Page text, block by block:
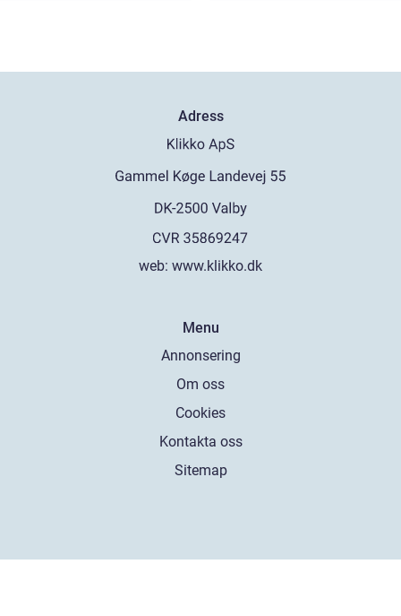
Adress
web: www.klikko.dk
Menu
Annonsering
Om oss
Cookies
Kontakta oss
Sitemap